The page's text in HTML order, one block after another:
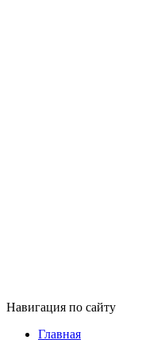
Навигация по сайту
Главная